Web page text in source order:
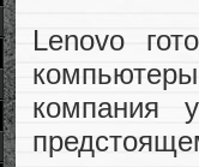
Lenovo
компания